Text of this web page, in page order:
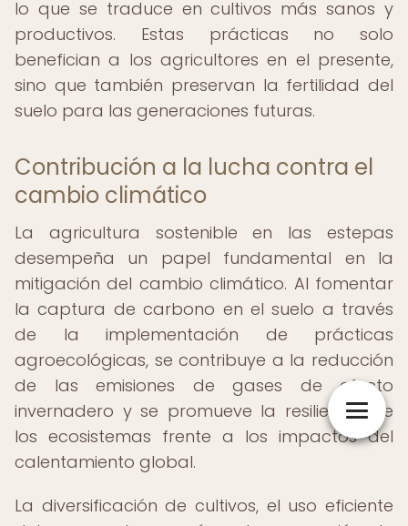
lo que se traduce en cultivos más sanos y
productivos. Estas prácticas no solo
benefician a los agricultores en el presente,
sino que también preservan la fertilidad del
suelo para las generaciones futuras.
Contribución a la lucha contra el
cambio climático
La agricultura sostenible en las estepas
desempeña un papel fundamental en la
mitigación del cambio climático. Al fomentar
la captura de carbono en el suelo a través
de la implementación de prácticas
agroecológicas, se contribuye a la reducción
de las emisiones de gases de efecto
invernadero y se promueve la resiliencia de
los ecosistemas frente a los impactos del
calentamiento global.
La diversificación de cultivos, el uso eficiente